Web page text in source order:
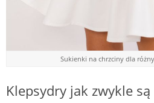
Sukienki na chrzciny dla
Klepsydry jak zwykle